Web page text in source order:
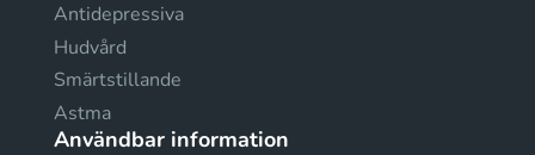
Antidepressiva
Hudvård
Smärtstillande
Astma
Användbar information